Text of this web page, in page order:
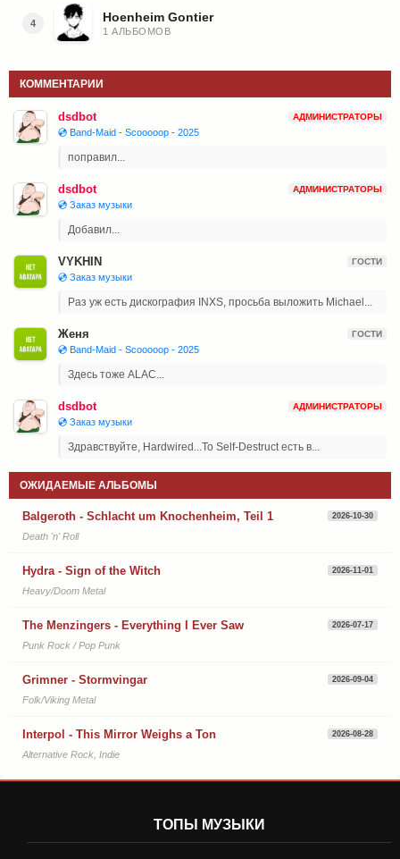
4 Hoenheim Gontier
1 АЛЬБОМОВ
КОММЕНТАРИИ
dsdbot АДМИНИСТРАТОРЫ
💿 Band-Maid - Scooooop - 2025
поправил...
dsdbot АДМИНИСТРАТОРЫ
💿 Заказ музыки
Добавил...
VYKHIN ГОСТИ
💿 Заказ музыки
Раз уж есть дискография INXS, просьба выложить Michael...
Женя ГОСТИ
💿 Band-Maid - Scooooop - 2025
Здесь тоже ALAC...
dsdbot АДМИНИСТРАТОРЫ
💿 Заказ музыки
Здравствуйте, Hardwired...To Self-Destruct есть в...
ОЖИДАЕМЫЕ АЛЬБОМЫ
Balgeroth - Schlacht um Knochenheim, Teil 1 2026-10-30
Death 'n' Roll
Hydra - Sign of the Witch 2026-11-01
Heavy/Doom Metal
The Menzingers - Everything I Ever Saw 2026-07-17
Punk Rock / Pop Punk
Grimner - Stormvingar 2026-09-04
Folk/Viking Metal
Interpol - This Mirror Weighs a Ton 2026-08-28
Alternative Rock, Indie
ТОПЫ МУЗЫКИ